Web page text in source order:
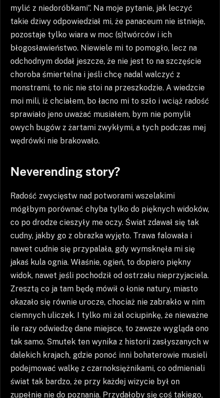
mylić z niedoróbkami”. Na moje pytanie, jak leczyć
takie dziwy odpowiedział mi, że panaceum nie istnieje,
pozostaje tylko wiara w moc (s)twórców i ich
błogosławieństwo. Niewiele mi to pomogło, lecz na
odchodnym dodał jeszcze, że nie jest to na szczęście
choroba śmiertelna i jeśli chcę nadal walczyć z
monstrami, to nic nie stoi na przeszkodzie. A wiedzcie
moi mili, iż chciałem, bo łacno mi to szło i wciąż radość
sprawiało jeno uważać musiałem, bym nie pomylił
owych bugów z żartami zwykłymi, a tych podczas mej
wędrówki nie brakowało.
Neverending story?
Radość zwycięstw nad potworami wszelakimi
mógłbym porównać chyba tylko do pięknych widoków,
co po drodze cieszyły me oczy. Świat zdawał się tak
cudny, jakby go z obrazka wyjęto. Trawa falowała i
nawet cudnie się przypalała, gdy wymsknęła mi się
jakaś kula ognia. Właśnie, ogień, to dopiero piękny
widok, nawet jeśli pochodził od ostrzału nieprzyjaciela.
Zresztą co ja tam będę mówił o łonie natury, miasto
okazało się równie urocze, chociaż nie zabrakło w nim
ciemnych uliczek. I tylko mi żal ociupinkę, że nieważne
ile razy odwiedzę dane miejsce, to zawsze wygląda ono
tak samo. Smutek ten wynika z historii zasłyszanych w
dalekich krajach, gdzie ponoć inni bohaterowie musieli
podejmować walkę z czarnoksiężnikami, co odmieniali
świat tak bardzo, że przy każdej wizycie był on
zupełnie nie do poznania. Przydałoby się coś takiego,